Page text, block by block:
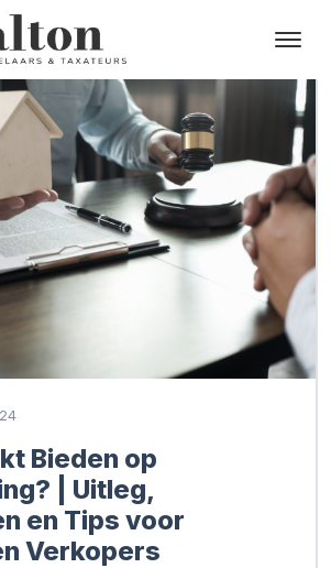
bod
Bieden op
| Uitleg,
en Tips voor
Verkopers